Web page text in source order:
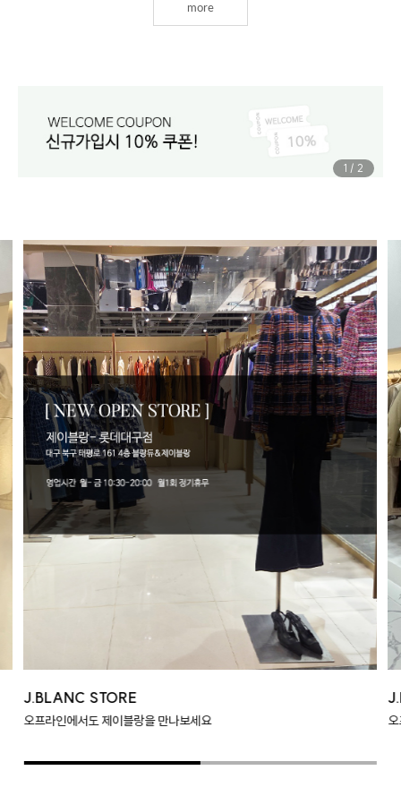
more
1 / 2
J.BLANC STORE
오프라인에서도 제이블랑을 만나보세요